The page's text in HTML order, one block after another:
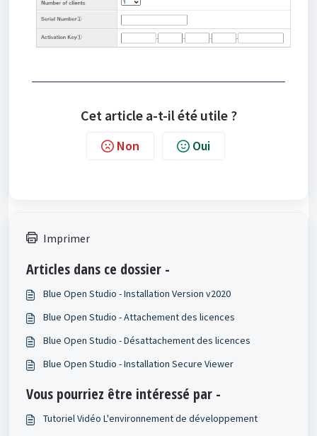
Cet article a-t-il été utile ?
Non Oui
Imprimer
Articles dans ce dossier -
Blue Open Studio - Installation Version v2020
Blue Open Studio - Attachement des licences
Blue Open Studio - Désattachement des licences
Blue Open Studio - Installation Secure Viewer
Vous pourriez être intéressé par -
Tutoriel Vidéo L'environnement de développement